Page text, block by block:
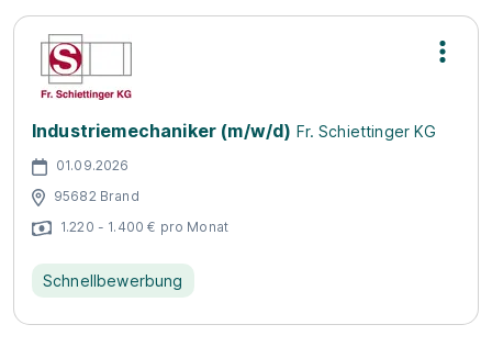
Industriemechaniker (m/w/d) Fr. Schiettinger KG
01.09.2026
95682 Brand
1.220 - 1.400 € pro Monat
Schnellbewerbung